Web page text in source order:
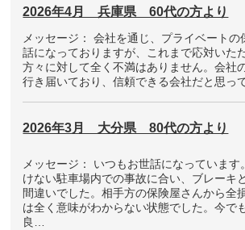
2026年4月 兵庫県 60代の方より
メッセージ： 会社を通じ、プライベート
話になっておりますが、これまで応対いた
方々に対して全く不満はありません。会社
行き届いており、信頼できる会社だと思っ
2026年3月 大分県 80代の方より
メッセージ： いつもお世話になっていま
けない駐車場内での事故に合い、ブレーキ
間違いでした。相手方の保険屋さんから全
は全く意味がわからない状態でした。今で
良…